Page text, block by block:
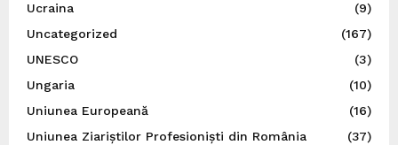
Ucraina
(9)
Uncategorized
(167)
UNESCO
(3)
Ungaria
(10)
Uniunea Europeană
(16)
Uniunea Ziariștilor Profesioniști din România
(37)